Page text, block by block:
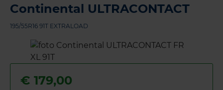
Continental ULTRACONTACT
195/55R16 91T EXTRALOAD
€ 179,00